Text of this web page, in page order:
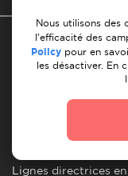
les 10 regles d'un
Lignes directrices
Nous utilisons des
l'efficacité des
Policy pour en
les désactiver. En